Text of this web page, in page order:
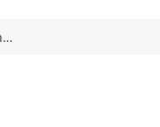
Intestino saudável, cão feliz: o papel da flora intestinal na imunidade canina